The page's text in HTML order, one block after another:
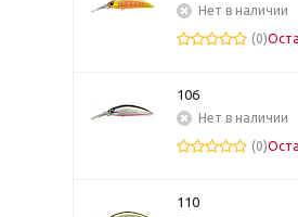
Нет в наличии
(0)
106
Нет в наличии
(0)
110